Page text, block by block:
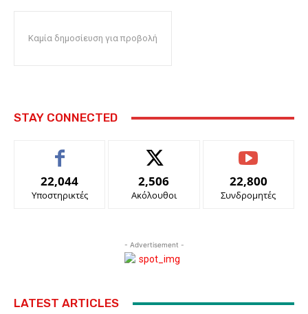
Καμία δημοσίευση για προβολή
STAY CONNECTED
22,044
Υποστηρικτές
2,506
Ακόλουθοι
22,800
Συνδρομητές
- Advertisement -
LATEST ARTICLES